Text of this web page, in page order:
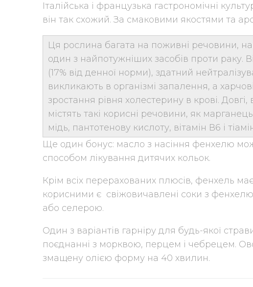
Італійська і французька гастрономічні
він так схожий. За смаковими якостями та
Ця рослина багата на поживні речовини,
один з найпотужніших засобів проти раку.
(17% від денної норми), здатний
викликають в організмі запалення, а
зростання рівня холестерину в крові.
містять такі корисні речовини, як
мідь, пантотенову кислоту, вітамін В6 і
Ще один бонус: масло з насіння фенхелю
способом лікування дитячих кольок.
Крім всіх перерахованих плюсів, фенхель
корисними є свіжовичавлені соки з
або селерою.
Один з варіантів гарніру для будь-якої
поєднанні з морквою, перцем і чебрецем.
змащену олією форму на 40 хвилин.